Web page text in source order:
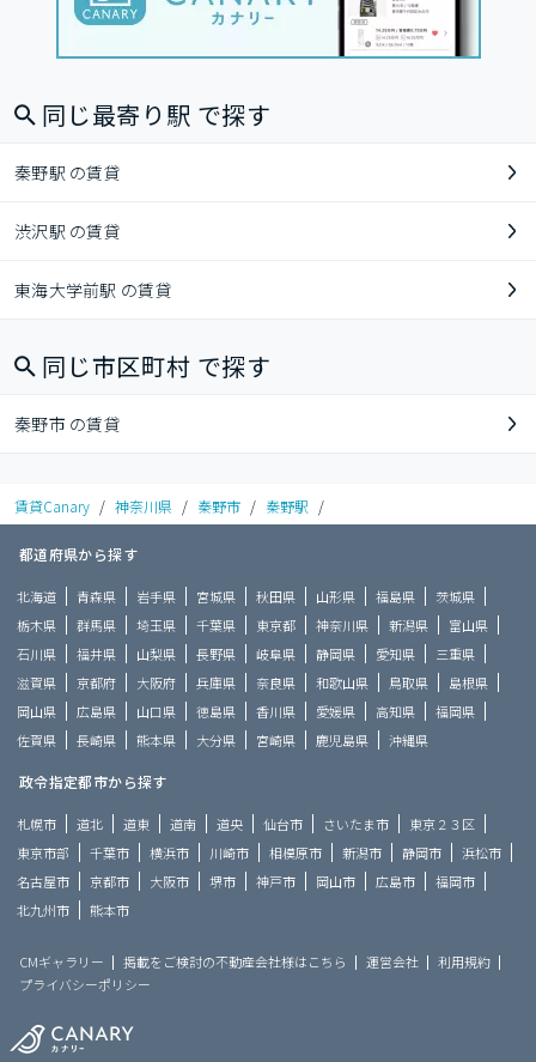
同じ最寄り駅 で探す
秦野駅 の賃貸
渋沢駅 の賃貸
東海大学前駅 の賃貸
同じ市区町村 で探す
秦野市 の賃貸
賃貸Canary / 神奈川県 / 秦野市 / 秦野駅 /
都道府県から探す
北海道 青森県 岩手県 宮城県 秋田県 山形県 福島県
茨城県
栃木県
群馬県 埼玉県 千葉県 東京都 神奈川県 新潟県
富山県
石川県
福井県 山梨県 長野県 岐阜県 静岡県 愛知県
三重県
滋賀県
京都府 大阪府 兵庫県 奈良県 和歌山県 鳥取県
島根県
岡山県
広島県 山口県 徳島県 香川県 愛媛県 高知県
福岡県
佐賀県
長崎県 熊本県 大分県 宮崎県 鹿児島県 沖縄県
政令指定都市から探す
札幌市 道北 道東 道南 道央 仙台市 さいたま市
東京２３区
東京市部
千葉市 横浜市 川崎市 相模原市 新潟市 静岡市
浜松市
名古屋市
京都市 大阪市 堺市 神戸市 岡山市 広島市
福岡市
北九州市
熊本市
CMギャラリー 掲載をご検討の不動産会社様はこちら 運営会社
利用規約
プライバシーポリシー